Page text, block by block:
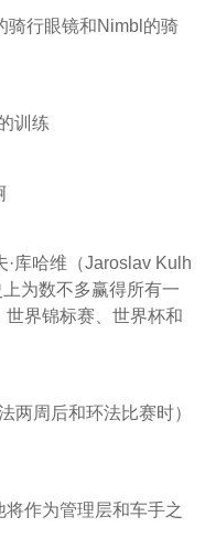
骑行眼镜和Nimbl的骑
训练
库哈维（Jaroslav Kulh
为数不多赢得所有一
界锦标赛、世界杯和
两周后和环法比赛时）
作为管理层和车手之